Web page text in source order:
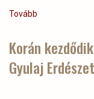
Tovább
Gyulaj
Zrt.-
től)
Korán
Gyulaj